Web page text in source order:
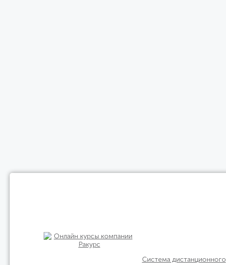
Система дистанционного